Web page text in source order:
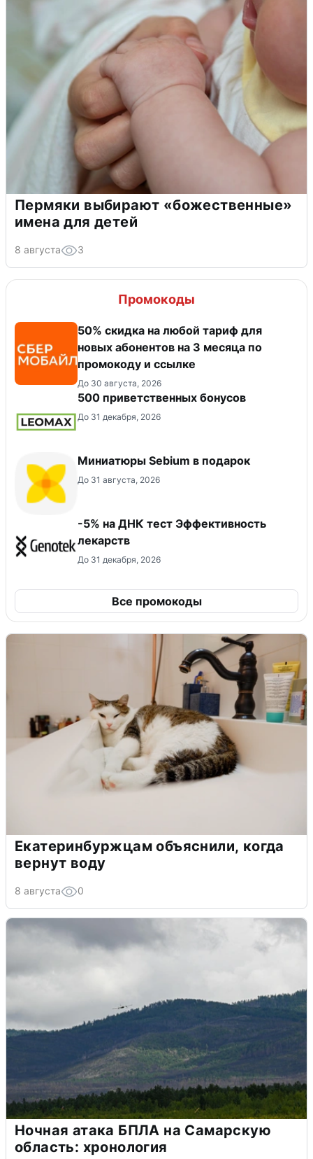
Пермяки выбирают «божественные»
имена для детей
8 августа 3
Промокоды
50% скидка на любой тариф для
новых абонентов на 3 месяца по
промокоду и ссылке
До 30 августа, 2026
500 приветственных бонусов
До 31 декабря, 2026
Миниатюры Sebium в подарок
До 31 августа, 2026
-5% на ДНК тест Эффективность
лекарств
До 31 декабря, 2026
Все промокоды
Екатеринбуржцам объяснили, когда
вернут воду
8 августа 0
Ночная атака БПЛА на Самарскую
область: хронология